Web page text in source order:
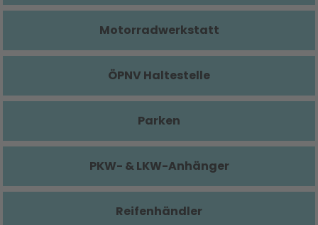
Motorradwerkstatt
ÖPNV Haltestelle
Parken
PKW- & LKW-Anhänger
Reifenhändler